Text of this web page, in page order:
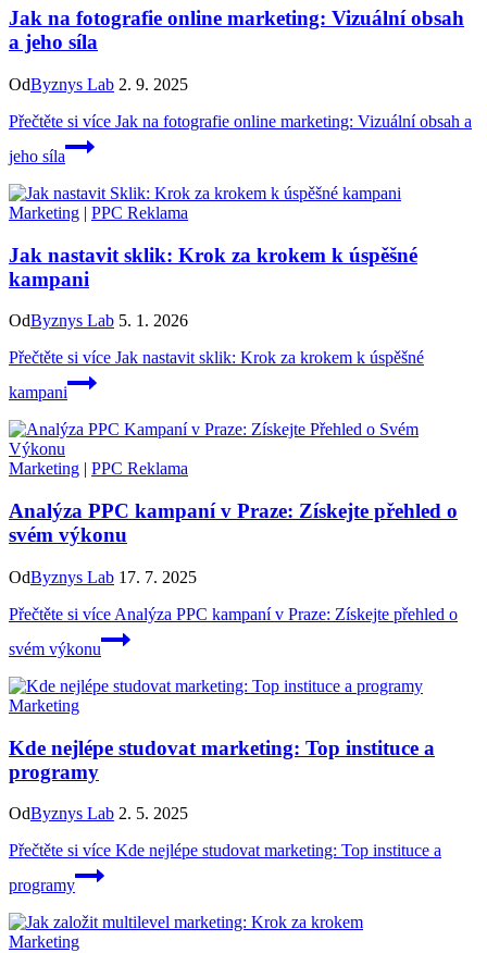
Jak na fotografie online marketing: Vizuální obsah
a jeho síla
OdByznys Lab 2. 9. 2025
Přečtěte si více Jak na fotografie online marketing: Vizuální obsah a
jeho síla
Marketing | PPC Reklama
Jak nastavit sklik: Krok za krokem k úspěšné
kampani
OdByznys Lab 5. 1. 2026
Přečtěte si více Jak nastavit sklik: Krok za krokem k úspěšné
kampani
Marketing | PPC Reklama
Analýza PPC kampaní v Praze: Získejte přehled o
svém výkonu
OdByznys Lab 17. 7. 2025
Přečtěte si více Analýza PPC kampaní v Praze: Získejte přehled o
svém výkonu
Marketing
Kde nejlépe studovat marketing: Top instituce a
programy
OdByznys Lab 2. 5. 2025
Přečtěte si více Kde nejlépe studovat marketing: Top instituce a
programy
Marketing